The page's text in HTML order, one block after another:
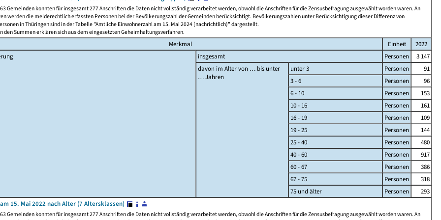
Gemeinden konnten für insgesamt 277 Anschriften die Daten nicht vollständig verarbeitet werden, obwohl die Anschriften für die Zensusbefragung ausgewählt worden waren. An
werden die melderechtlich erfassten Personen bei der Bevölkerungszahl der Gemeinden berücksichtigt. Bevölkerungszahlen unter Berücksichtigung dieser Differenz von
in Thüringen sind in der Tabelle "Amtliche Einwohnerzahl am 15. Mai 2024 (nachrichtlich)" dargestellt.
den Summen erklären sich aus dem eingesetzten Geheimhaltungsverfahren.
Merkmal Einheit
2022
insgesamt Personen
3 147
davon im Alter von … bis unter
… Jahren
unter 3 Personen
91
3 - 6
Personen
96
6 - 10
Personen
153
10 - 16
Personen
161
16 - 19
Personen
109
19 - 25
Personen
144
25 - 40
Personen
480
40 - 60
Personen
917
60 - 67
Personen
386
67 - 75
Personen
318
75 und älter
Personen
293
15. Mai 2022 nach Alter (7 Altersklassen)
Gemeinden konnten für insgesamt 277 Anschriften die Daten nicht vollständig verarbeitet werden, obwohl die Anschriften für die Zensusbefragung ausgewählt worden waren. An